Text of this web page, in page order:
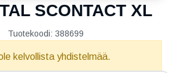
SCONTACT XL
Tuotekoodi: 388699
kelvollista yhdistelmää.